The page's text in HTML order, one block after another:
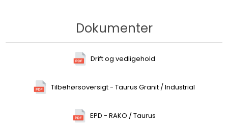
Dokumenter
Drift og vedligehold
Tilbehørsoversigt - Taurus Granit / Industrial
EPD - RAKO / Taurus